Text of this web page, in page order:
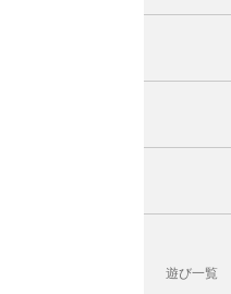
遊び一覧